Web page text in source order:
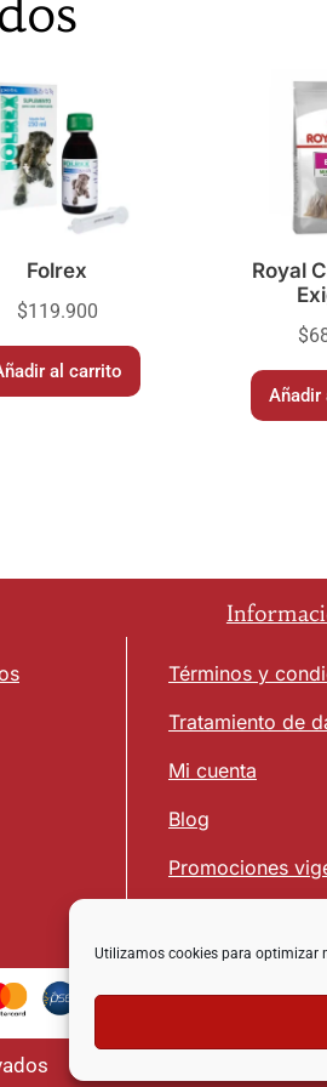
Utilizamos cookies para optimizar
Folrex
$119.900
al carrito
Royal
$
Añadir
Términos y
Tratamiento de
Mi cuenta
Blog
Promociones